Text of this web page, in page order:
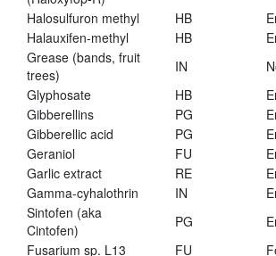
Halosulfuron methyl
HB
Halauxifen-methyl
HB
Grease (bands, fruit
trees)
IN
Glyphosate
HB
Gibberellins
PG
Gibberellic acid
PG
Geraniol
FU
Garlic extract
RE
Gamma-cyhalothrin
IN
Sintofen (aka
Cintofen)
PG
Fusarium sp. L13
FU